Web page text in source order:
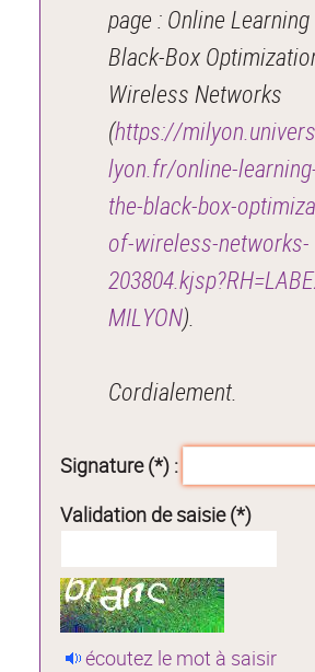
page : Online
Black-Box
Wireless Networks
(https://
lyon.fr/online-
the-black-box-
of-wireless-networks-
MILYON).
Cordialement.
Signature (*) :
Validation de saisie (*)
écoutez le mot à saisir